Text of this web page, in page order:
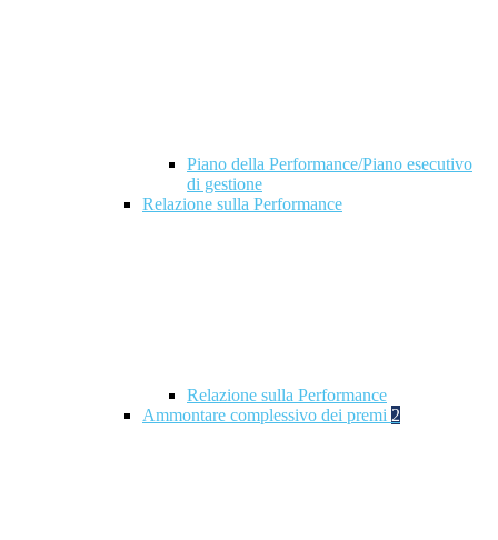
Piano della Performance/Piano esecutivo
di gestione
Relazione sulla Performance
Relazione sulla Performance
Ammontare complessivo dei premi 2